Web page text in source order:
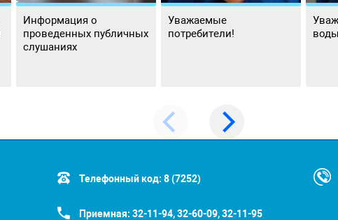
Информация о
проведенных публичных
слушаниях
Уважаемые
потребители!
Телефонный код: 8 (7252)
Приемная: 32-11-94, 32-60-09, 32-11-95